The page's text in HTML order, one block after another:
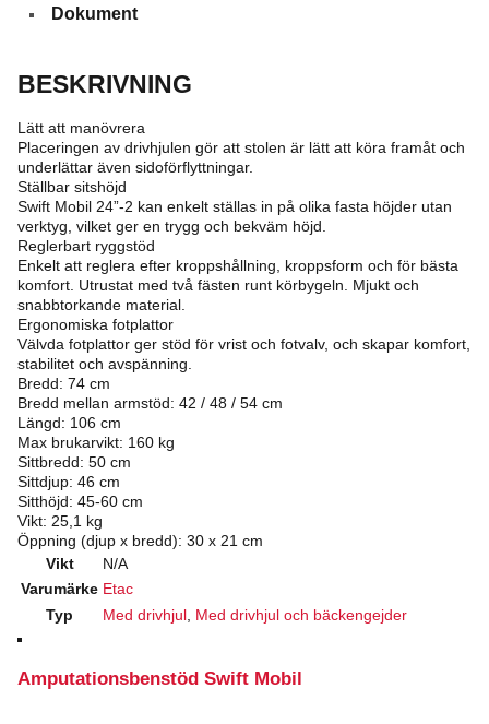
Dokument
BESKRIVNING
Lätt att manövrera
Placeringen av drivhjulen gör att stolen är lätt att köra framåt och
underlättar även sidoförflyttningar.
Ställbar sitshöjd
Swift Mobil 24”-2 kan enkelt ställas in på olika fasta höjder utan
verktyg, vilket ger en trygg och bekväm höjd.
Reglerbart ryggstöd
Enkelt att reglera efter kroppshållning, kroppsform och för bästa
komfort. Utrustat med två fästen runt körbygeln. Mjukt och
snabbtorkande material.
Ergonomiska fotplattor
Välvda fotplattor ger stöd för vrist och fotvalv, och skapar komfort,
stabilitet och avspänning.
Bredd: 74 cm
Bredd mellan armstöd: 42 / 48 / 54 cm
Längd: 106 cm
Max brukarvikt: 160 kg
Sittbredd: 50 cm
Sittdjup: 46 cm
Sitthöjd: 45-60 cm
Vikt: 25,1 kg
Öppning (djup x bredd): 30 x 21 cm
Vikt
N/A
Varumärke Etac
Typ
Med drivhjul, Med drivhjul och bäckengejder
Amputationsbenstöd Swift Mobil